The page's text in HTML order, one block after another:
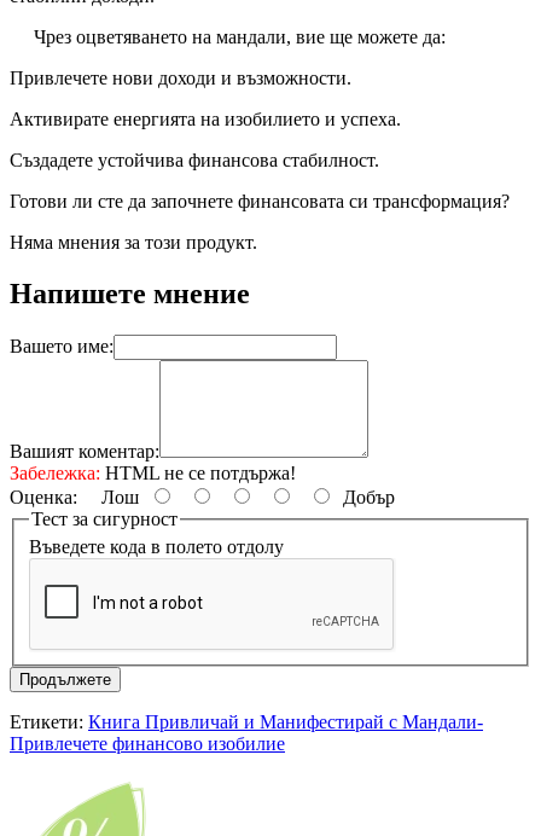
Чрез оцветяването на мандали, вие ще можете да:
Привлечете нови доходи и възможности.
Активирате енергията на изобилието и успеха.
Създадете устойчива финансова стабилност.
Готови ли сте да започнете финансовата си трансформация?
Няма мнения за този продукт.
Напишете мнение
Вашето име:
Вашият коментар:
Забележка: HTML не се потдържа!
Оценка: Лош
Добър
Тест за сигурност
Въведете кода в полето отдолу
Продължете
Етикети: Книга Привличай и Манифестирай с Мандали-
Привлечете финансово изобилие